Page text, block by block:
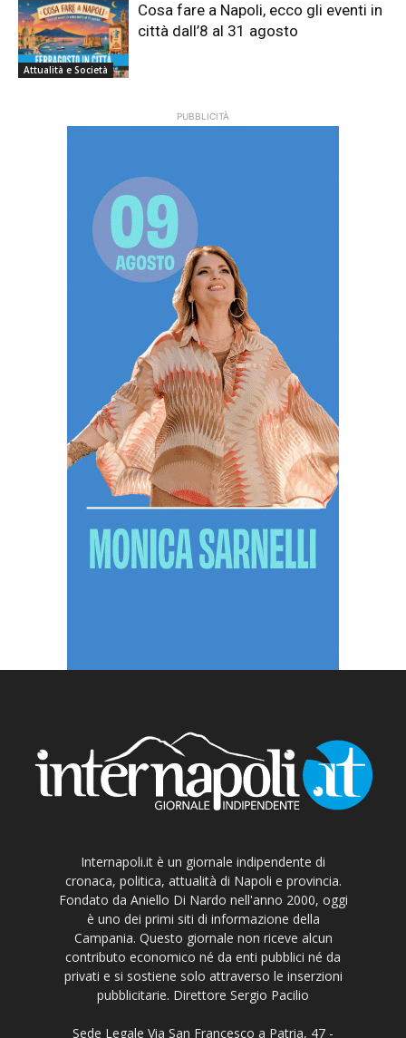
Attualità e Società
Cosa fare a Napoli, ecco gli eventi in
città dall’8 al 31 agosto
PUBBLICITÀ
Internapoli.it è un giornale indipendente di
cronaca, politica, attualità di Napoli e provincia.
Fondato da Aniello Di Nardo nell'anno 2000, oggi
è uno dei primi siti di informazione della
Campania. Questo giornale non riceve alcun
contributo economico né da enti pubblici né da
privati e si sostiene solo attraverso le inserzioni
pubblicitarie. Direttore Sergio Pacilio
Sede Legale Via San Francesco a Patria, 47 -